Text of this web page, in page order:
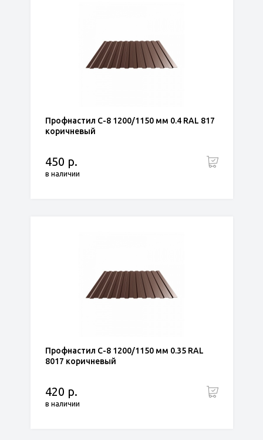
Профнастил С-8 1200/1150 мм 0.4 RAL 817
коричневый
450 р.
в наличии
Профнастил С-8 1200/1150 мм 0.35 RAL
8017 коричневый
420 р.
в наличии